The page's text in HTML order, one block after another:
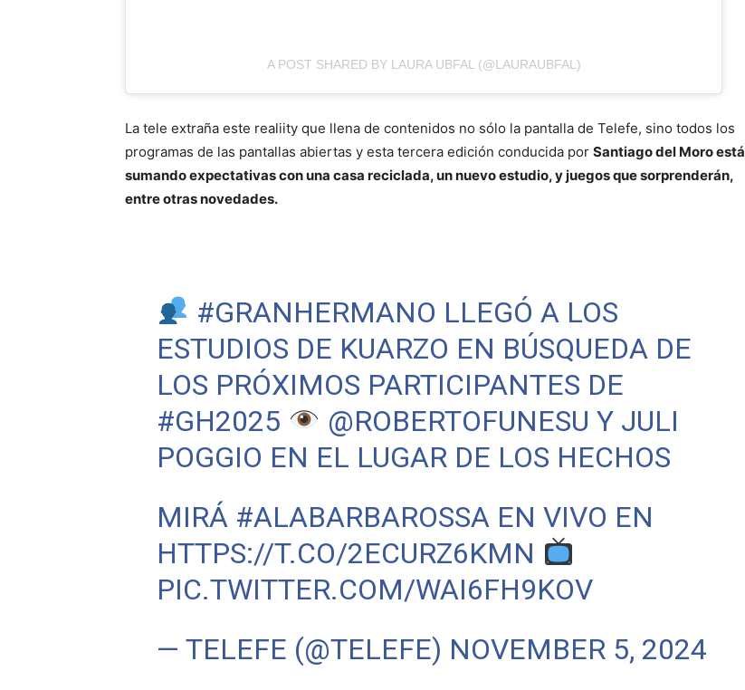
A POST SHARED BY LAURA UBFAL (@LAURAUBFAL)
La tele extraña este realiity que llena de contenidos no sólo la pantalla de Telefe, sino todos los
programas de las pantallas abiertas y esta tercera edición conducida por Santiago del Moro está
sumando expectativas con una casa reciclada, un nuevo estudio, y juegos que sorprenderán,
entre otras novedades.
#GRANHERMANO LLEGÓ A LOS
ESTUDIOS DE KUARZO EN BÚSQUEDA DE
LOS PRÓXIMOS PARTICIPANTES DE
#GH2025
@ROBERTOFUNESU Y JULI
POGGIO EN EL LUGAR DE LOS HECHOS
MIRÁ #ALABARBAROSSAEN VIVO EN
HTTPS://T.CO/2ECURZ6KMN
PIC.TWITTER.COM/WAI6FH9KOV
— TELEFE (@TELEFE) NOVEMBER 5, 2024